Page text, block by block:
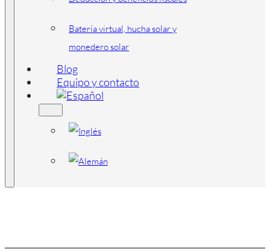
Batería virtual, hucha solar y
monedero solar
Blog
Equipo y contacto